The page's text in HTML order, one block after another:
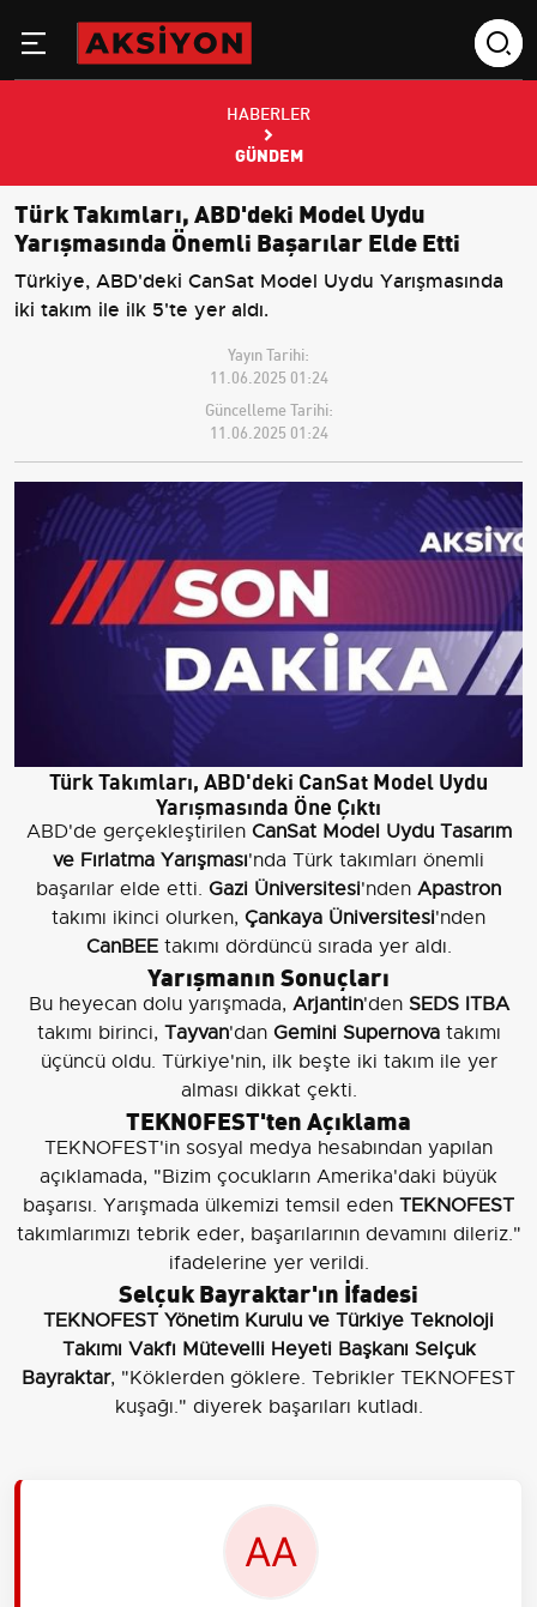
HABERLER
GÜNDEM
Türk Takımları, ABD'deki Model Uydu
Yarışmasında Önemli Başarılar Elde Etti
Türkiye, ABD'deki CanSat Model Uydu Yarışmasında
iki takım ile ilk 5'te yer aldı.
Yayın Tarihi:
11.06.2025 01:24
Güncelleme Tarihi:
11.06.2025 01:24
Türk Takımları, ABD'deki CanSat Model Uydu
Yarışmasında Öne Çıktı
ABD'de gerçekleştirilen CanSat Model Uydu Tasarım
ve Fırlatma Yarışması'nda Türk takımları önemli
başarılar elde etti. Gazi Üniversitesi'nden Apastron
takımı ikinci olurken, Çankaya Üniversitesi'nden
CanBEEtakımı dördüncü sırada yer aldı.
Yarışmanın Sonuçları
Bu heyecan dolu yarışmada, Arjantin'den SEDS ITBA
takımı birinci, Tayvan'dan Gemini Supernovatakımı
üçüncü oldu. Türkiye'nin, ilk beşte iki takım ile yer
alması dikkat çekti.
TEKNOFEST'ten Açıklama
TEKNOFEST'in sosyal medya hesabından yapılan
açıklamada, "Bizim çocukların Amerika'daki büyük
başarısı. Yarışmada ülkemizi temsil eden TEKNOFEST
takımlarımızı tebrik eder, başarılarının devamını dileriz."
ifadelerine yer verildi.
Selçuk Bayraktar'ın İfadesi
TEKNOFEST Yönetim Kurulu ve Türkiye Teknoloji
Takımı Vakfı Mütevelli Heyeti Başkanı Selçuk
Bayraktar, "Köklerden göklere. Tebrikler TEKNOFEST
kuşağı." diyerek başarıları kutladı.